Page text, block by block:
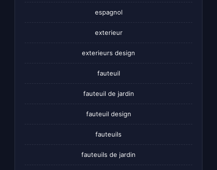
espagnol
exterieur
exterieurs design
fauteuil
fauteuil de jardin
fauteuil design
fauteuils
fauteuils de jardin